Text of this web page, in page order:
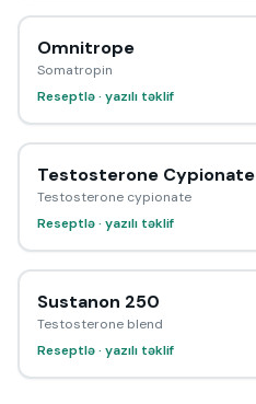
Omnitrope
Somatropin
Reseptlə · yazılı təklif
Testosterone Cypionate
Testosterone cypionate
Reseptlə · yazılı təklif
Sustanon 250
Testosterone blend
Reseptlə · yazılı təklif